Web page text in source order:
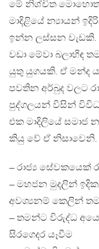
මේ නිශ්චිත
මාදිළියේ න්‍යායන්
ඉන්න ලස්සන වැඩකි.
වඩා මේවා බලාහිඳ
යුතු යුගයකි. ඒ මන්ද
පවතින අර්බුද වලට
පුද්ගලයන් විසින් විවිධ
එක මාදිලියේ සමාජ
කියු වේ ඒ
– රාජ්‍ය සේවකයෙක්
– මහජන මුදලින්
අවශ්‍යනම් කෙලින්
– තමන්ට විරුද්ධ
සිරගෙදර යෑවීම